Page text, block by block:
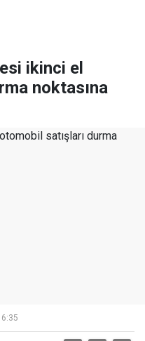
ikinci el
noktasına